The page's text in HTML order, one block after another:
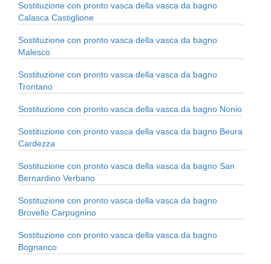
Sostituzione con pronto vasca della vasca da bagno
Calasca Castiglione
Sostituzione con pronto vasca della vasca da bagno
Malesco
Sostituzione con pronto vasca della vasca da bagno
Trontano
Sostituzione con pronto vasca della vasca da bagno Nonio
Sostituzione con pronto vasca della vasca da bagno Beura
Cardezza
Sostituzione con pronto vasca della vasca da bagno San
Bernardino Verbano
Sostituzione con pronto vasca della vasca da bagno
Brovello Carpugnino
Sostituzione con pronto vasca della vasca da bagno
Bognanco